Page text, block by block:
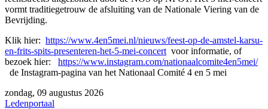
vormt traditiegetrouw de afsluiting van de Nationale Viering van de
Bevrijding.
Klik hier: https://www.4en5mei.nl/nieuws/feest-op-de-amstel-karsu-
en-frits-spits-presenteren-het-5-mei-concert voor informatie, of
bezoek hier: https://www.instagram.com/nationaalcomite4en5mei/
de Instagram-pagina van het Nationaal Comité 4 en 5 mei
zondag, 09 augustus 2026
Ledenportaal